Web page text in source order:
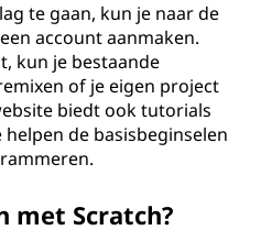
te gaan, kun je naar de
account aanmaken.
kun je bestaande
of je eigen project
biedt ook tutorials
de basisbeginselen
met Scratch?